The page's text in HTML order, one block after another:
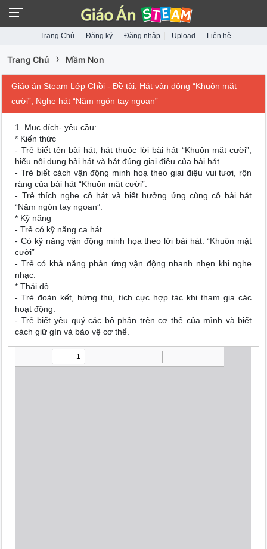
Trang Chủ Đăng ký Đăng nhập Upload Liên hệ
Trang Chủ › Mầm Non
Giáo án Steam Lớp Chồi - Đề tài: Hát vận động “Khuôn mặt
cười”; Nghe hát “Năm ngón tay ngoan”
1. Mục đích- yêu cầu:
* Kiến thức
- Trẻ biết tên bài hát, hát thuộc lời bài hát “Khuôn mặt cười”,
hiểu nội dung bài hát và hát đúng giai điệu của bài hát.
- Trẻ biết cách vận động minh hoạ theo giai điệu vui tươi, rộn
ràng của bài hát “Khuôn mặt cười”.
- Trẻ thích nghe cô hát và biết hưởng ứng cùng cô bài hát
“Năm ngón tay ngoan”.
* Kỹ năng
- Trẻ có kỹ năng ca hát
- Có kỹ năng vận động minh họa theo lời bài hát: “Khuôn mặt
cười”
- Trẻ có khả năng phản ứng vận động nhanh nhẹn khi nghe
nhạc.
* Thái độ
- Trẻ đoàn kết, hứng thú, tích cực hợp tác khi tham gia các
hoạt động.
- Trẻ biết yêu quý các bộ phận trên cơ thể của mình và biết
cách giữ gìn và bảo vệ cơ thể.